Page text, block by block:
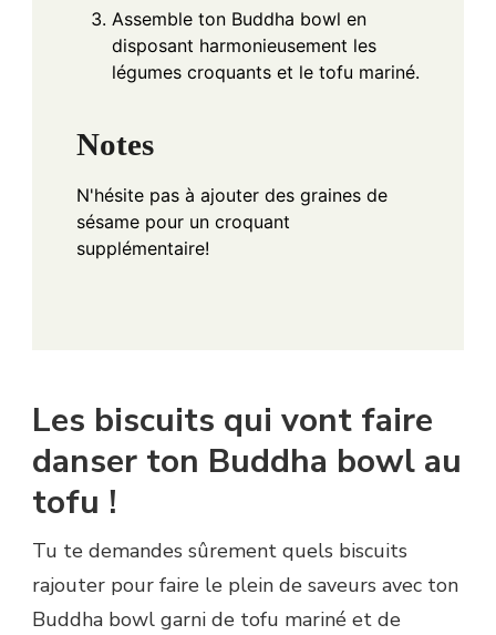
Assemble ton Buddha bowl en
disposant harmonieusement les
légumes croquants et le tofu mariné.
Notes
N'hésite pas à ajouter des graines de
sésame pour un croquant
supplémentaire!
Les biscuits qui vont faire
danser ton Buddha bowl au
tofu !
Tu te demandes sûrement quels biscuits
rajouter pour faire le plein de saveurs avec ton
Buddha bowl garni de tofu mariné et de